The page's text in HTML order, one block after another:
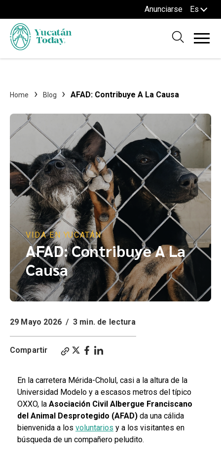
Anunciarse Es
Home Blog AFAD: Contribuye A La Causa
VIDA EN YUCATÁN
AFAD: Contribuye A La
Causa
29 Mayo 2026 / 3 min. de lectura
Compartir
En la carretera Mérida-Cholul, casi a la altura de la
Universidad Modelo y a escasos metros del típico
OXXO, la Asociación Civil Albergue Franciscano
del Animal Desprotegido (AFAD) da una cálida
bienvenida a los voluntarios y a los visitantes en
búsqueda de un compañero peludito.